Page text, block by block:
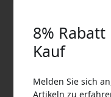
8%
Kauf
Melden Sie sich
Artikeln zu
Verwende